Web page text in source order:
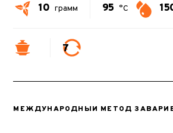
10 грамм 95 °C
7
МЕЖДУНАРОДНЫЙ МЕТОД